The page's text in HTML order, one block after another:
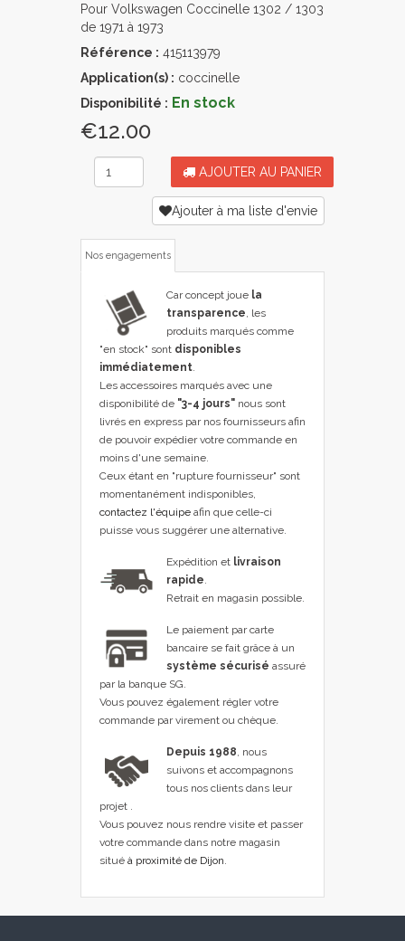
Pour Volkswagen Coccinelle 1302 / 1303
de 1971 à 1973
Référence : 415113979
Application(s) : coccinelle
Disponibilité : En stock
€12.00
AJOUTER AU PANIER
Ajouter à ma liste d'envie
Nos engagements
Car concept joue la
transparence, les
produits marqués comme
"en stock" sont disponibles
immédiatement.
Les accessoires marqués avec une
disponibilité de "3-4 jours" nous sont
livrés en express par nos fournisseurs afin
de pouvoir expédier votre commande en
moins d'une semaine.
Ceux étant en "rupture fournisseur" sont
momentanément indisponibles,
contactez l'équipe afin que celle-ci
puisse vous suggérer une alternative.
Expédition et livraison
rapide.
Retrait en magasin possible.
Le paiement par carte
bancaire se fait grâce à un
système sécurisé assuré
par la banque SG.
Vous pouvez également régler votre
commande par virement ou chèque.
Depuis 1988, nous
suivons et accompagnons
tous nos clients dans leur
projet .
Vous pouvez nous rendre visite et passer
votre commande dans notre magasin
situé à proximité de Dijon.